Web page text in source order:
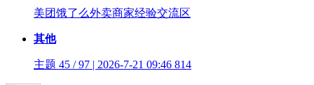
美团饿了么外卖商家经验交流区
其他
主题 45 / 97 | 2026-7-21 09:46 814